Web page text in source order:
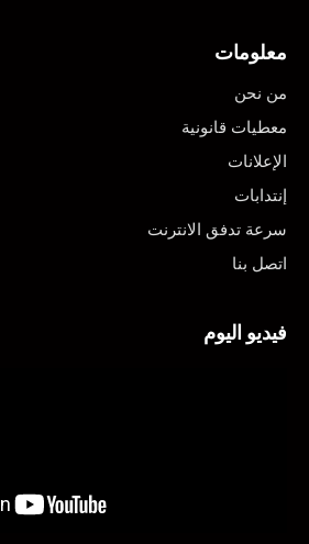
معلومات
من نحن
معطيات قانونية
الإعلانات
إنتدابات
سرعة تدفق الانترنت
اتصل بنا
فيديو اليوم